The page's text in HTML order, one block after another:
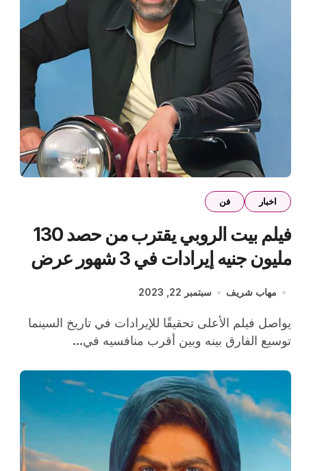
اخبار فن
فيلم بيت الروبي يقترب من حصد 130
مليون جنيه إيرادات في 3 شهور عرض
مهاب شريف سبتمبر 22, 2023
يواصل فيلم الأعلى تحقيقًا للإيرادات في تاريخ السينما
توسيع الفارق بينه وبين أقرب منافسيه في...